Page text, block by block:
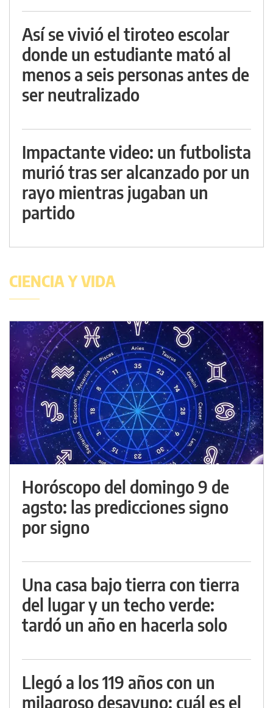
Así se vivió el tiroteo escolar
donde un estudiante mató al
menos a seis personas antes de
ser neutralizado
Impactante video: un futbolista
murió tras ser alcanzado por un
rayo mientras jugaban un
partido
CIENCIA Y VIDA
Horóscopo del domingo 9 de
agsto: las predicciones signo
por signo
Una casa bajo tierra con tierra
del lugar y un techo verde:
tardó un año en hacerla solo
Llegó a los 119 años con un
milagroso desayuno: cuál es el